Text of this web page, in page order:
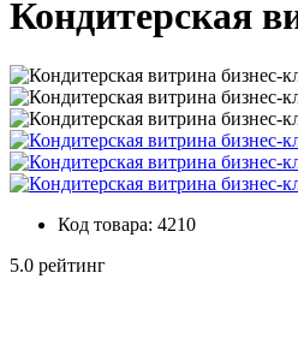
Кондитерская
Код товара: 4210
5.0 рейтинг